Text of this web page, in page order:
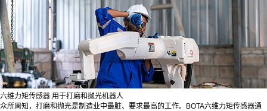
六维力矩传感器 用于打磨和抛光机器人
众所周知，打磨和抛光是制造业中最脏、要求最高的工作。BOTA六维力矩传感器通